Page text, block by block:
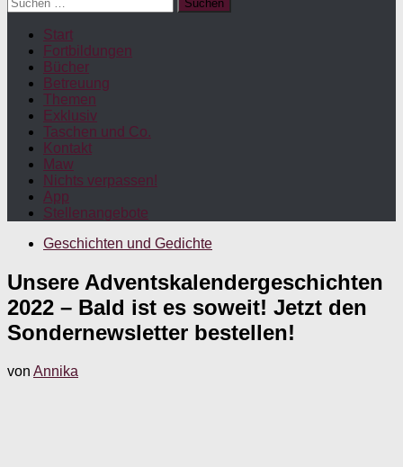
nach:
Start
Fortbildungen
Bücher
Betreuung
Themen
Exklusiv
Taschen und Co.
Kontakt
Maw
Nichts verpassen!
App
Stellenangebote
Geschichten und Gedichte
Unsere Adventskalendergeschichten
2022 – Bald ist es soweit! Jetzt den
Sondernewsletter bestellen!
von Annika